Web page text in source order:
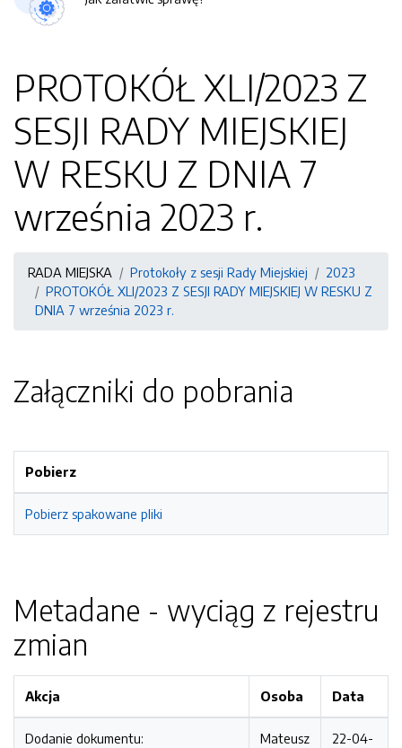
PROTOKÓŁ XLI/2023 Z
SESJI RADY MIEJSKIEJ
W RESKU Z DNIA 7
września 2023 r.
RADA MIEJSKA Protokoły z sesji Rady Miejskiej
2023
PROTOKÓŁ XLI/2023 Z SESJI RADY MIEJSKIEJ W RESKU Z
DNIA 7 września 2023 r.
Załączniki do pobrania
Pobierz
Pobierz spakowane pliki
Metadane - wyciąg z rejestru
zmian
Akcja Osoba Data
Dodanie dokumentu:
Mateusz
22-04-